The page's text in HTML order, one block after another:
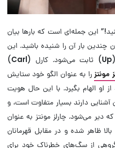
این جمله‌ای است که بارها بیان
بار آن را شنیده باشید. این
Up) ثابت می‌شود. کارل (Carl
)
مونتز را به عنوان الگو خود ستایش
او الهام بگیرد. با این حال هویت
آشنایی دارند بسیار متفاوت است، و
دیر می‌شود. چارلز مونتز به عنوان
ظاهر شده و در مقابل قهرمانان
از سگ‌های خطرناک خود برای